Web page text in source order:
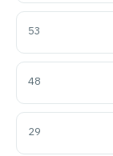
53
48
29